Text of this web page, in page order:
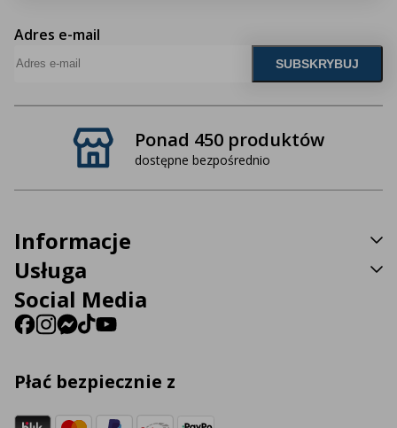
Ponad 450 produktów
dostępne bezpośrednio
Adres e-mail
Informacje
Usługa
Social Media
Płać bezpiecznie z